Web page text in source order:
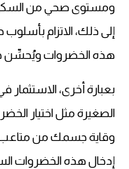
ومستوى صحي من السكر
إلى ذلك، الاتزام
هذه الخضروات ويُحسِّن
بعبارة أخرى، الاستثمار
الصغيرة مثل اختيار
وقاية جسمك من متاعب
إدخال هذه الخضروات